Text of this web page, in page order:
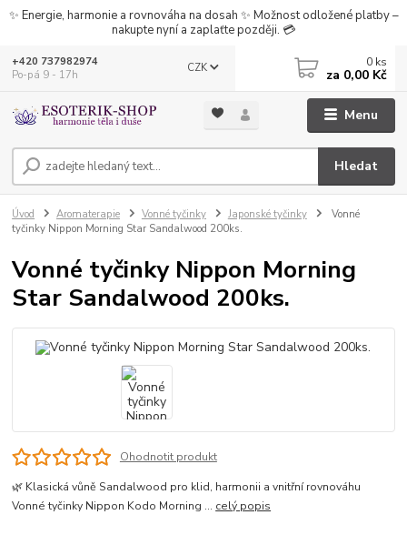
✨ Energie, harmonie a rovnováha na dosah ✨ Možnost odložené platby –
nakupte nyní a zaplaťte později. 💳
Menu
CZK
Hledat
+420 737982974
Po-pá 9 - 17h
0 ks
za 0,00 Kč
Úvod Aromaterapie Vonné tyčinky Japonské tyčinky
Vonné
tyčinky Nippon Morning Star Sandalwood 200ks.
Vonné tyčinky Nippon Morning
Star Sandalwood 200ks.
Ohodnotit produkt
🌿 Klasická vůně Sandalwood pro klid, harmonii a vnitřní rovnováhu
Vonné tyčinky Nippon Kodo Morning ... celý popis